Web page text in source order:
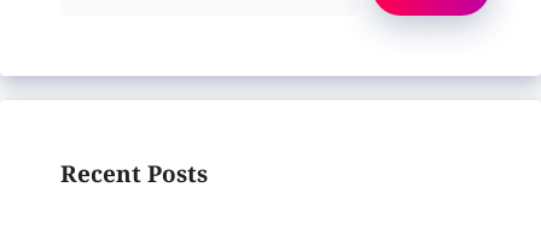
Recent Posts